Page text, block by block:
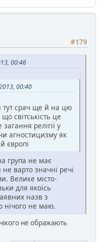
#179
00:46
00:40
тут срач ще й на цю
світськість це
релігії у
агностицизму як
європі
група не має
не варто значні речі
Велике місто-
для якоїсь
назв з
нічого не маю.
не ображають